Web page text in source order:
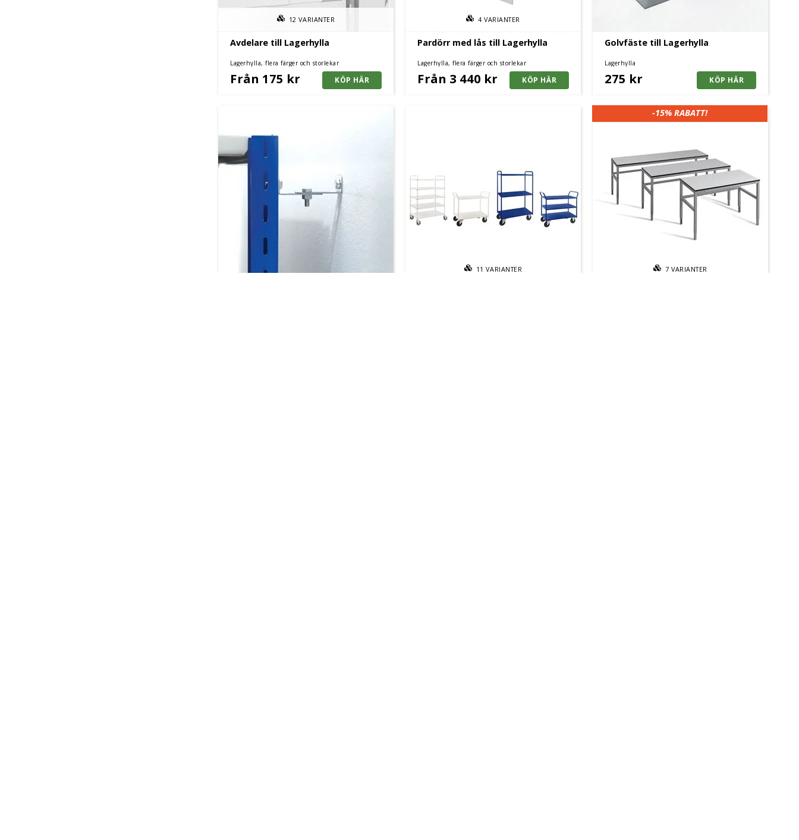
Avdelare till Lagerhylla
Lagerhylla, flera färger och storlekar
12VARIANTER
Från 175 kr
Pardörr med lås till Lagerhylla
Lagerhylla, flera färger och storlekar
4VARIANTER
Från 3 440 kr
Golvfäste till Lagerhylla
Lagerhylla
275 kr
11VARIANTER
-15% RABATT!
7VARIANTER